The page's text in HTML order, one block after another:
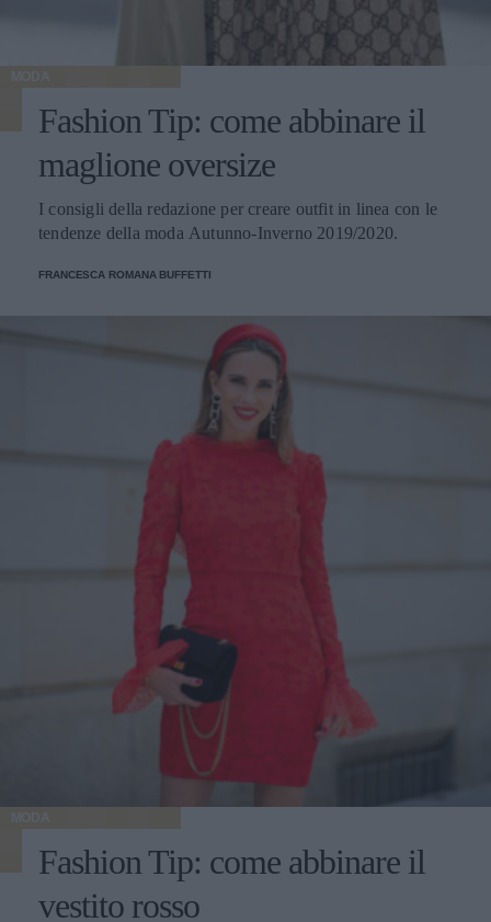
MODA
Fashion Tip: come abbinare il
maglione oversize
I consigli della redazione per creare outfit in linea con le
tendenze della moda Autunno-Inverno 2019/2020.
FRANCESCA ROMANA BUFFETTI
MODA
Fashion Tip: come abbinare il
vestito rosso